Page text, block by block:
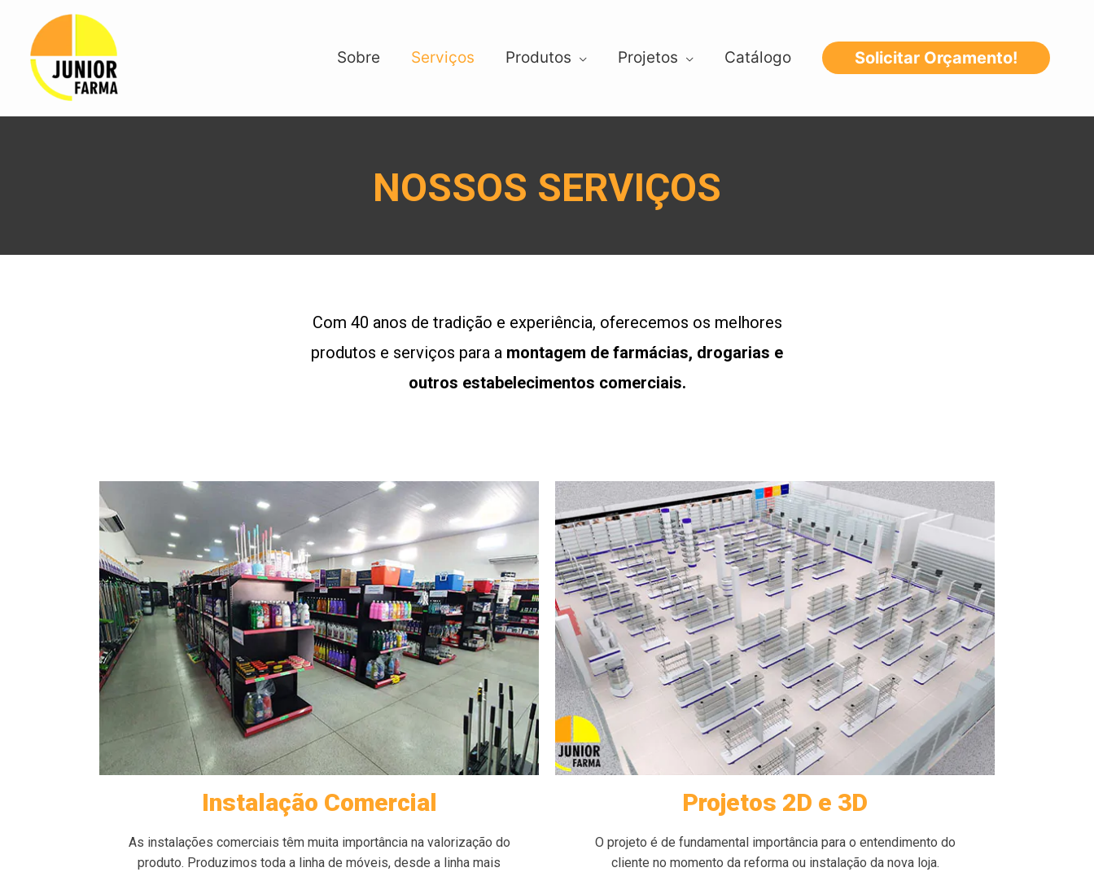
Sobre Serviços Produtos Projetos Catálogo Solicitar Orçamento!
NOSSOS SERVIÇOS
Com 40 anos de tradição e experiência, oferecemos os melhores
produtos e serviços para a montagem de farmácias, drogarias e
outros estabelecimentos comerciais.
Instalação Comercial
As instalações comerciais têm muita importância na valorização do
produto. Produzimos toda a linha de móveis, desde a linha mais
Projetos 2D e 3D
O projeto é de fundamental importância para o entendimento do
cliente no momento da reforma ou instalação da nova loja.